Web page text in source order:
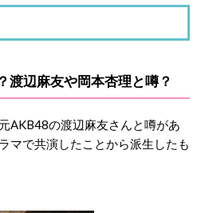
渡辺麻友や岡本杏理と噂？
AKB48の渡辺麻友さんと噂があ
マで共演したことから派生したも